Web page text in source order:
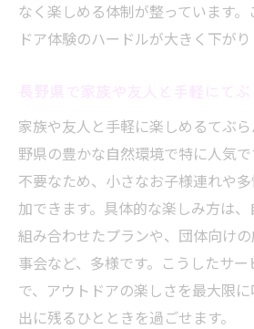
なく楽しめる体制が整っています
ドア体験のハードルが大きく下がり
家族や友人と手軽に楽しめるてぶ
野県の豊かな自然環境で特に人気
不要なため、小さなお子様連れや
加できます。具体的な楽しみ方は
組み合わせたプランや、団体向け
事会など、多様です。こうしたサ
で、アウトドアの楽しさを最大限
出に残るひとときを過ごせます。